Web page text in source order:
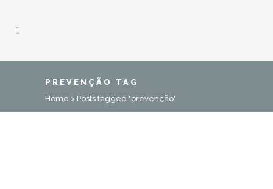
PREVENÇÃO TAG
Home > Posts tagged "prevenção"